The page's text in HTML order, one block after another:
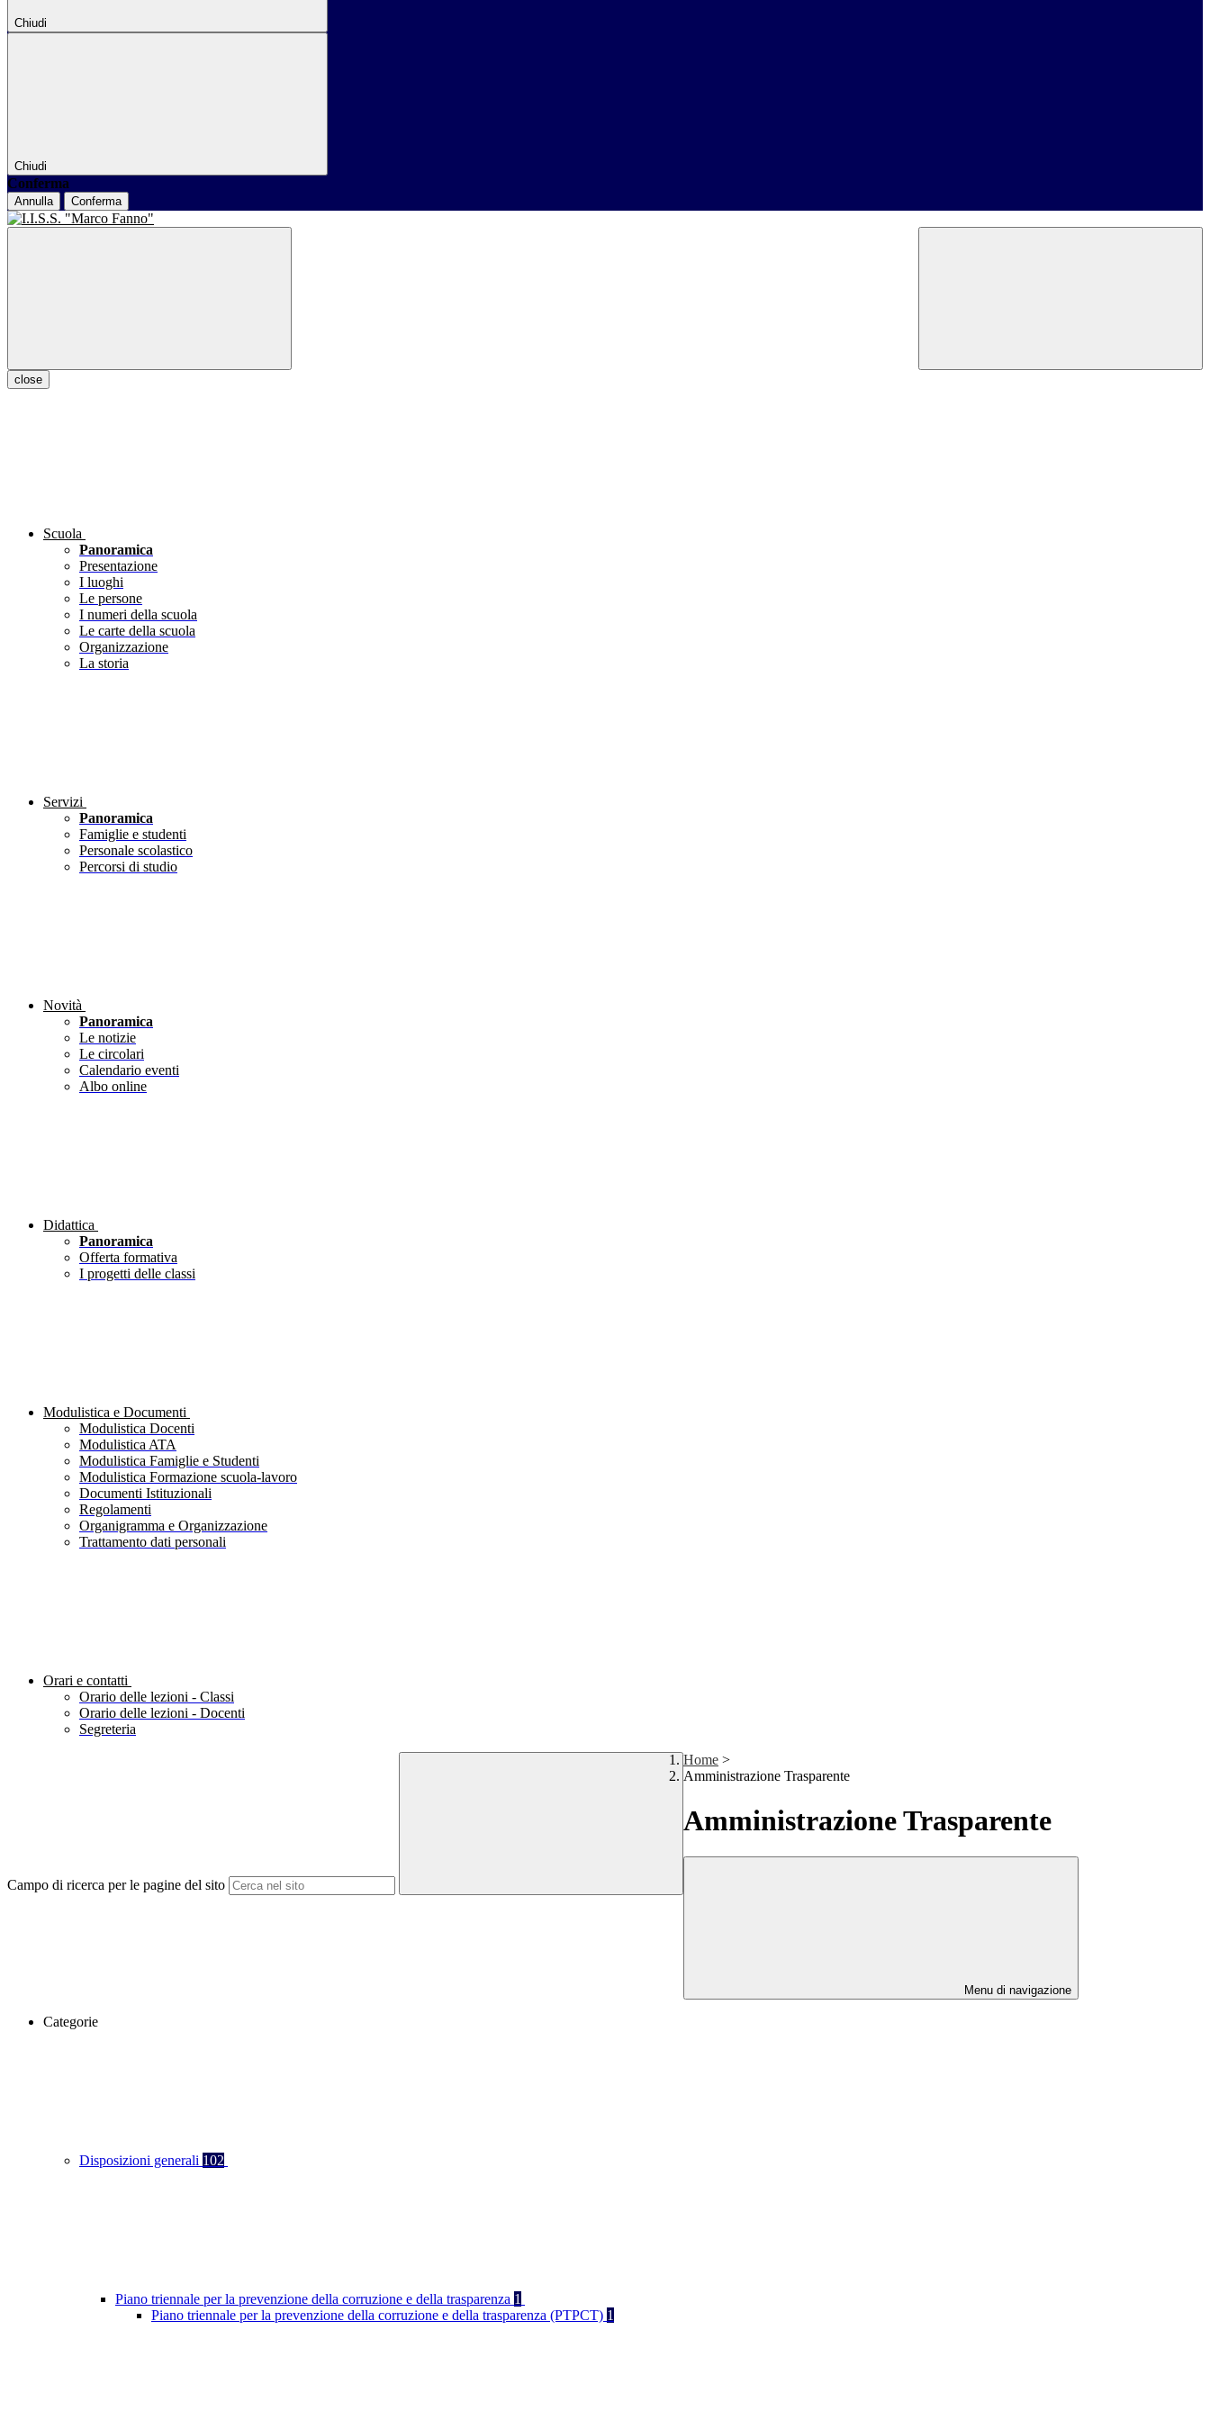
Chiudi
Chiudi
Conferma
Annulla Conferma
close
Scuola
Panoramica
Presentazione
I luoghi
Le persone
I numeri della scuola
Le carte della scuola
Organizzazione
La storia
Servizi
Panoramica
Famiglie e studenti
Personale scolastico
Percorsi di studio
Novità
Panoramica
Le notizie
Le circolari
Calendario eventi
Albo online
Didattica
Panoramica
Offerta formativa
I progetti delle classi
Modulistica e Documenti
Modulistica Docenti
Modulistica ATA
Modulistica Famiglie e Studenti
Modulistica Formazione scuola-lavoro
Documenti Istituzionali
Regolamenti
Organigramma e Organizzazione
Trattamento dati personali
Orari e contatti
Orario delle lezioni - Classi
Orario delle lezioni - Docenti
Segreteria
Campo di ricerca per le pagine del sito
Home >
Amministrazione Trasparente
Amministrazione Trasparente
Menu di navigazione
Categorie
Disposizioni generali 102
Piano triennale per la prevenzione della corruzione e della trasparenza 1
Piano triennale per la prevenzione della corruzione e della trasparenza (PTPCT) 1